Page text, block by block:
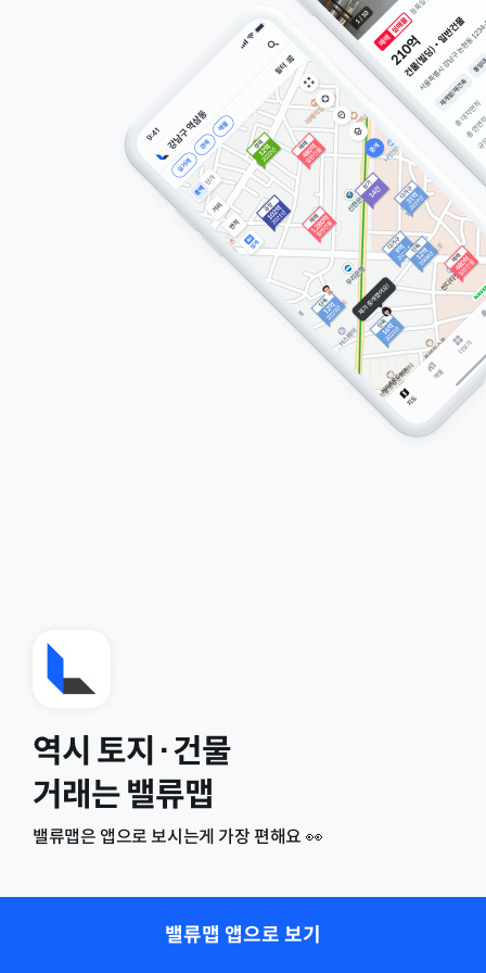
역시 토지·건물
거래는 밸류맵
밸류맵은 앱으로 보시는게 가장 편해요 👀
밸류맵 앱으로 보기